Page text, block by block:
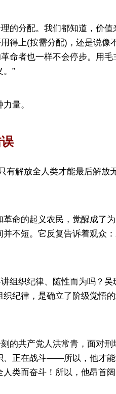
分配。我们都知道，价值
得上(按需分配)，还是说像
命者也一样不会停步。用毛
”
量。
解放全人类才能最后解放
命的起义农民，觉醒成了
不短。它反复告诉着观众
织纪律、随性而为吗？吴
纪律，是确立了阶级觉悟
共产党人洪常青，面对刑
、正在战斗——所以，他才
类而奋斗！所以，他昂首